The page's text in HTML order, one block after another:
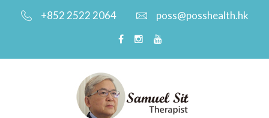
+852 2522 2064 poss@posshealth.hk